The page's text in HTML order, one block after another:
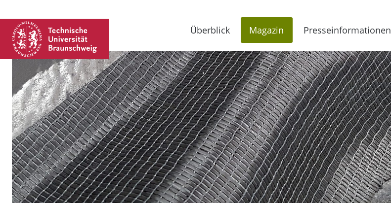
Überblick Magazin Presseinformationen